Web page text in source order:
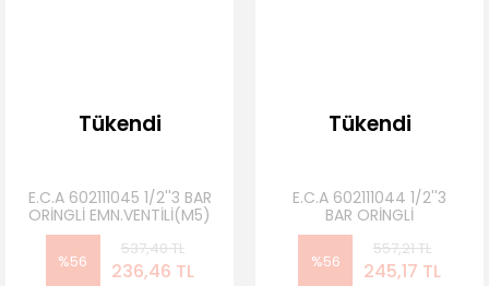
Tükendi
E.C.A 602111045 1/2''3 BAR
ORİNGLİ EMN.VENTİLİ(M5)
%56
537,40 TL
236,46 TL
Tükendi
E.C.A 602111044 1/2''3
BAR ORİNGLİ
EMN.VENTİLİ(M4)
%56
557,21 TL
245,17 TL